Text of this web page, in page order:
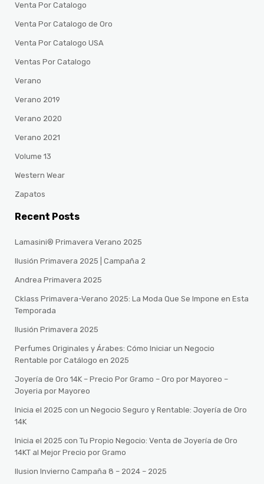
Venta Por Catalogo
Venta Por Catalogo de Oro
Venta Por Catalogo USA
Ventas Por Catalogo
Verano
Verano 2019
Verano 2020
Verano 2021
Volume 13
Western Wear
Zapatos
Recent Posts
Lamasini® Primavera Verano 2025
Ilusión Primavera 2025 | Campaña 2
Andrea Primavera 2025
Cklass Primavera-Verano 2025: La Moda Que Se Impone en Esta
Temporada
Ilusión Primavera 2025
Perfumes Originales y Árabes: Cómo Iniciar un Negocio
Rentable por Catálogo en 2025
Joyería de Oro 14K – Precio Por Gramo – Oro por Mayoreo –
Joyeria por Mayoreo
Inicia el 2025 con un Negocio Seguro y Rentable: Joyería de Oro
14K
Inicia el 2025 con Tu Propio Negocio: Venta de Joyería de Oro
14KT al Mejor Precio por Gramo
Ilusion Invierno Campaña 8 – 2024 – 2025